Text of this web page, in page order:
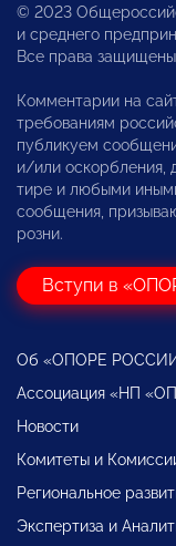
© 2023
и среднего
Все права
Комментарии на
требованиям
публикуем
и/или оскорбления,
тире и любыми
сообщения,
розни.
Вступи в
Об «ОПОРЕ
Ассоциация «НП
Новости
Комитеты и
Региональное
Экспертиза и